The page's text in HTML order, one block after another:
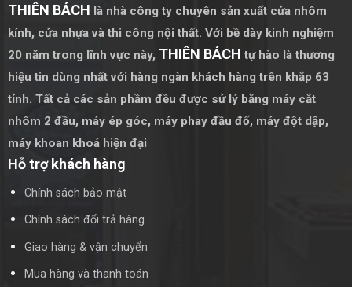
Nhà ở: Thích hợp làm cửa chính, cửa ra ban công, hay cửa
phòng khách, tạo không gian sống sang trọng và ấm
cúng.
Biệt thự, nhà vườn: Là lựa chọn hoàn hảo để tăng tính
thẩm mỹ và giá trị cho những công trình cao cấp.
Công trình kiến trúc cổ điển: Phù hợp với những ngôi
nhà mang phong cách kiến trúc cổ điển, tân cổ điển.
Xingfa nhập khẩu uy tín để đảm bảo chất lượng sản
phẩm và dịch vụ.
Kiểm tra chất lượng: Đảm bảo nhôm Xingfa có tem đỏ
THIÊN BÁCH là nhà công ty chuyên sản xuất cửa nhôm
kính, cửa nhựa và thi công nội thất. Với bề dày kinh nghiệm
20 năm trong lĩnh vực này, THIÊN BÁCH tự hào là thương
hiệu tin dùng nhất với hàng ngàn khách hàng trên khắp 63
tỉnh. Tất cả các sản phầm đều được sử lý bằng máy cắt
nhôm 2 đầu, máy ép góc, máy phay đầu đố, máy đột dập,
máy khoan khoá hiện đại
Hỗ trợ khách hàng
Chính sách bảo mật
Chính sách đổi trả hàng
Giao hàng & vận chuyển
Mua hàng và thanh toán